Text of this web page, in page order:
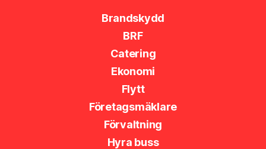
Brandskydd
BRF
Catering
Ekonomi
Flytt
Företagsmäklare
Förvaltning
Hyra buss